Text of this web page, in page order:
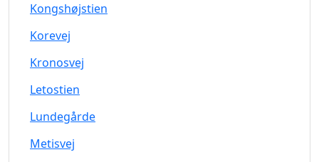
Kongshøjstien
Korevej
Kronosvej
Letostien
Lundegårde
Metisvej